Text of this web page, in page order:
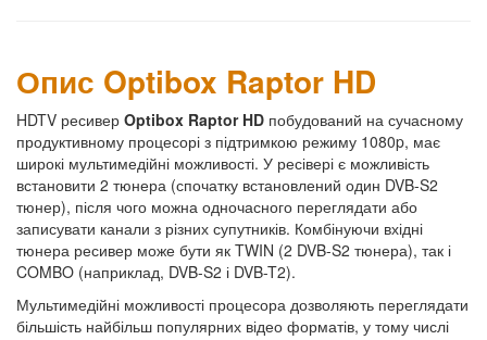
Опис Optibox Raptor HD
HDTV ресивер Optibox Raptor HD побудований на сучасному
продуктивному процесорі з підтримкою режиму 1080p, має
широкі мультимедійні можливості. У ресівері є можливість
встановити 2 тюнера (спочатку встановлений один DVB-S2
тюнер), після чого можна одночасного переглядати або
записувати канали з різних супутників. Комбінуючи вхідні
тюнера ресивер може бути як TWIN (2 DVB-S2 тюнера), так і
COMBO (наприклад, DVB-S2 і DVB-T2).
Мультимедійні можливості процесора дозволяють переглядати
більшість найбільш популярних відео форматів, у тому числі